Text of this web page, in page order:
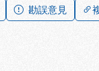
勘誤意見